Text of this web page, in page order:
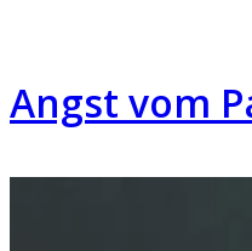
Angst vom